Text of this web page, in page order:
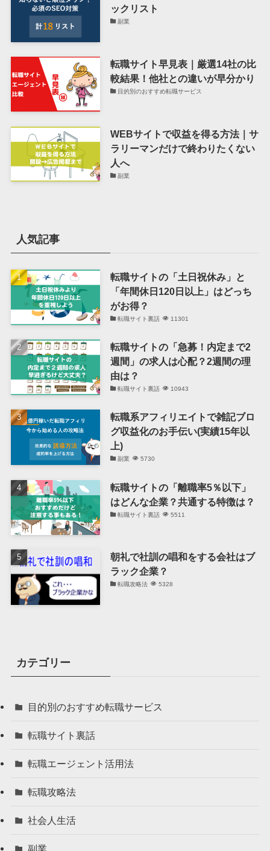
ックリスト
副業
転職サイト早見表｜厳選14社の比
較結果！他社との違いが早分かり
目的別のおすすめ転職サービス
WEBサイトで収益を得る方法｜サ
ラリーマンだけで終わりたくない
人へ
副業
人気記事
転職サイトの「土日祝休み」と
「年間休日120日以上」はどっち
がお得？
転職サイト裏話 11301
転職サイトの「急募！内定まで2
週間」の求人は心配？2週間の理
由は？
転職サイト裏話 10943
転職系アフィリエイトで雑記ブロ
グ収益化のお手伝い(実績15年以
上)
副業 5730
転職サイトの「離職率5％以下」
はどんな企業？共通する特徴は？
転職サイト裏話 5511
朝礼で社訓の唱和をする会社はブ
ラック企業？
転職攻略法 5328
カテゴリー
目的別のおすすめ転職サービス
転職サイト裏話
転職エージェント活用法
転職攻略法
社会人生活